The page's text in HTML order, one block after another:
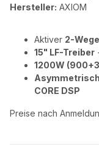
Hersteller: AXIOM
Aktiver 2-
15" LF-Treiber
1200W
CORE DSP
Preise nach